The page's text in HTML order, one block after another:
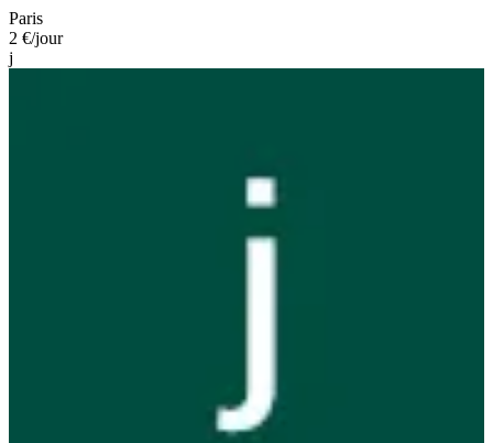
Paris
2 €/jour
j